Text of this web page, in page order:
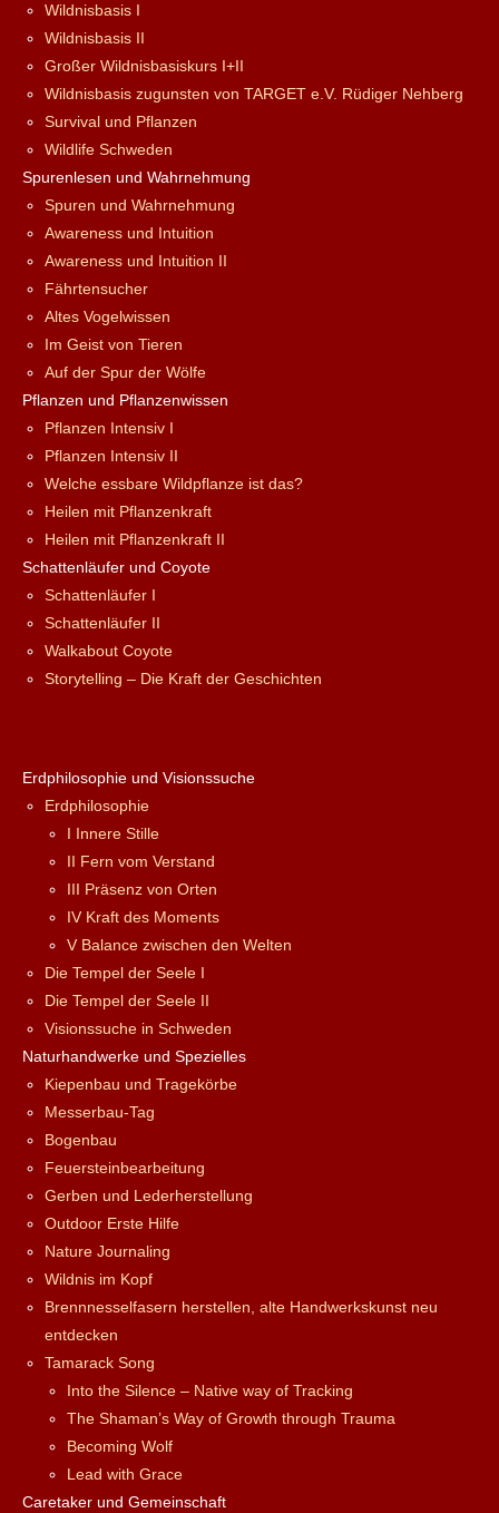
Wildnisbasis I
Wildnisbasis II
Großer Wildnisbasiskurs I+II
Wildnisbasis zugunsten von TARGET e.V. Rüdiger Nehberg
Survival und Pflanzen
Wildlife Schweden
Spurenlesen und Wahrnehmung
Spuren und Wahrnehmung
Awareness und Intuition
Awareness und Intuition II
Fährtensucher
Altes Vogelwissen
Im Geist von Tieren
Auf der Spur der Wölfe
Pflanzen und Pflanzenwissen
Pflanzen Intensiv I
Pflanzen Intensiv II
Welche essbare Wildpflanze ist das?
Heilen mit Pflanzenkraft
Heilen mit Pflanzenkraft II
Schattenläufer und Coyote
Schattenläufer I
Schattenläufer II
Walkabout Coyote
Storytelling – Die Kraft der Geschichten
Erdphilosophie und Visionssuche
Erdphilosophie
I Innere Stille
II Fern vom Verstand
III Präsenz von Orten
IV Kraft des Moments
V Balance zwischen den Welten
Die Tempel der Seele I
Die Tempel der Seele II
Visionssuche in Schweden
Naturhandwerke und Spezielles
Kiepenbau und Tragekörbe
Messerbau-Tag
Bogenbau
Feuersteinbearbeitung
Gerben und Lederherstellung
Outdoor Erste Hilfe
Nature Journaling
Wildnis im Kopf
Brennnesselfasern herstellen, alte Handwerkskunst neu
entdecken
Tamarack Song
Into the Silence – Native way of Tracking
The Shaman’s Way of Growth through Trauma
Becoming Wolf
Lead with Grace
Caretaker und Gemeinschaft